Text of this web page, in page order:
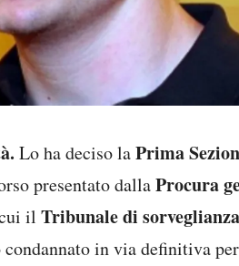
Lo ha deciso laPrima
presentato dallaProcura
il Tribunale di
in via definitiva